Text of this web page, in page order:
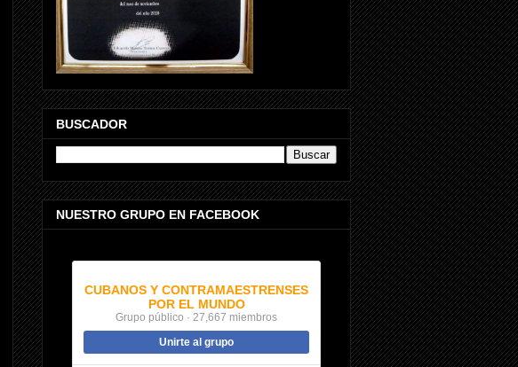
BUSCADOR
NUESTRO GRUPO EN FACEBOOK
CUBANOS Y CONTRAMAESTRENSES
POR EL MUNDO
Grupo público · 27,667 miembros
Unirte al grupo